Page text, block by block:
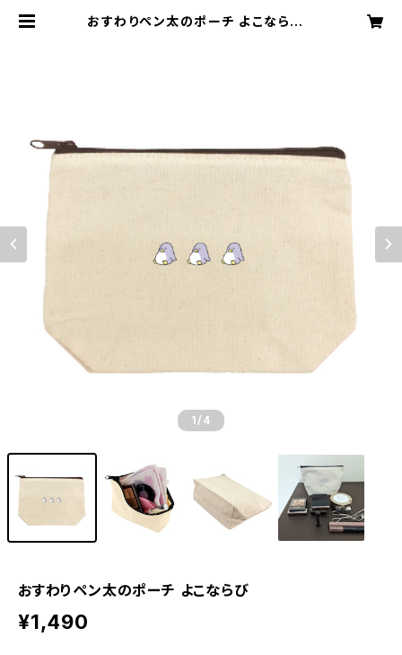
おすわりペン太のポーチ よこならび |
1 /4
おすわりペン太のポーチ よこならび
¥1,490